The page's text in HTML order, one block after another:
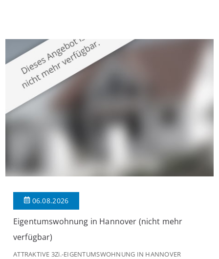
großzügige Räume und eine hochwertige Ausstattung, die
modernen Wohnkomfort mit einem stilvollen Ambiente
verbindet. Der […]
06.08.2026
Eigentumswohnung in Hannover (nicht mehr
verfügbar)
ATTRAKTIVE 3Zi.-EIGENTUMSWOHNUNG IN HANNOVER